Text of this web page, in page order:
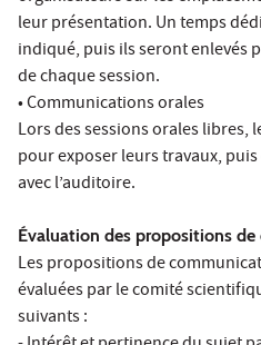
leur présentation. Un temps
indiqué, puis ils seront enlevés
de chaque session.
• Communications orales
Lors des sessions orales libres,
pour exposer leurs travaux,
avec l’auditoire.
Évaluation des propositions
Les propositions de
évaluées par le comité
suivants :